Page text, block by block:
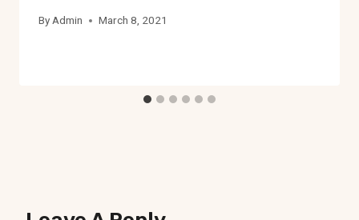
ByAdmin March 8, 2021